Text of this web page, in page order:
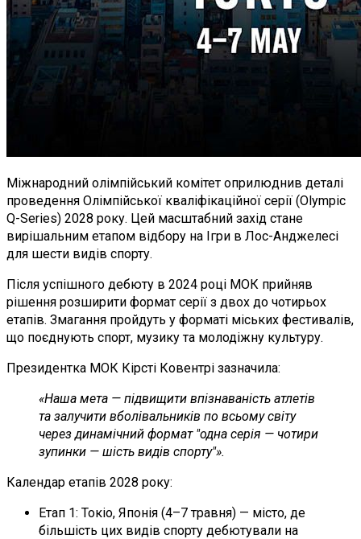
Міжнародний олімпійський комітет оприлюднив деталі
проведення Олімпійської кваліфікаційної серії (Olympic
Q-Series) 2028 року. Цей масштабний захід стане
вирішальним етапом відбору на Ігри в Лос-Анджелесі
для шести видів спорту.
Після успішного дебюту в 2024 році МОК прийняв
рішення розширити формат серії з двох до чотирьох
етапів. Змагання пройдуть у форматі міських фестивалів,
що поєднують спорт, музику та молодіжну культуру.
Президентка МОК Кірсті Ковентрі зазначила:
«Наша мета — підвищити впізнаваність атлетів
та залучити вболівальників по всьому світу
через динамічний формат "одна серія — чотири
зупинки — шість видів спорту"».
Календар етапів 2028 року:
Етап 1: Токіо, Японія (4–7 травня) — місто, де
більшість цих видів спорту дебютували на